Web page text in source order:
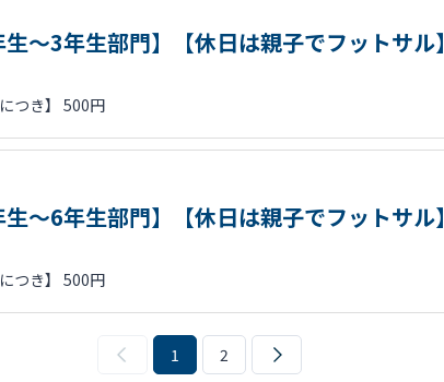
～3年生部門】【休日は親子でフットサル】
つき】 500円
～6年生部門】【休日は親子でフットサル】
つき】 500円
1 2